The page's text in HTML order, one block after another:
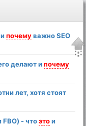
ипочемуважно SEO
делают ипочему
лет, хотя стоят
FBO) - чтоэтои